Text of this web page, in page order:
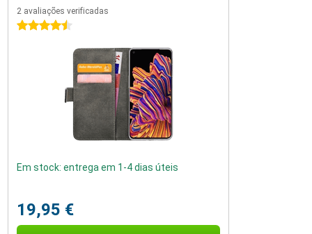
2 avaliações verificadas
4.5 estrelas
Em stock: entrega em 1-4 dias úteis
19,95 €